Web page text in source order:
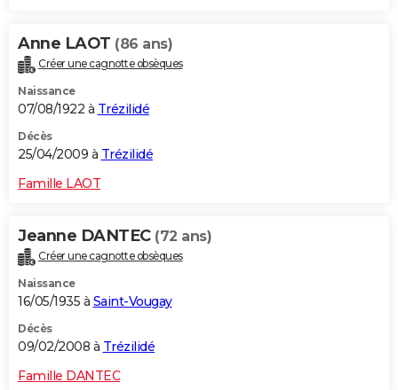
Anne LAOT (86 ans)
Créer une cagnotte obsèques
Naissance
07/08/1922 à Trézilidé
Décès
25/04/2009 à Trézilidé
Famille LAOT
Jeanne DANTEC (72 ans)
Créer une cagnotte obsèques
Naissance
16/05/1935 à Saint-Vougay
Décès
09/02/2008 à Trézilidé
Famille DANTEC